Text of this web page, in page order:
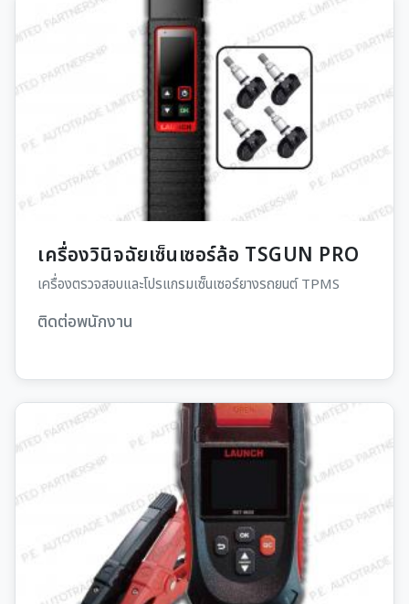
เครื่องวินิจฉัยเซ็นเซอร์ล้อ TSGUN PRO
เครื่องตรวจสอบและโปรแกรมเซ็นเซอร์ยางรถยนต์ TPMS
ติดต่อพนักงาน